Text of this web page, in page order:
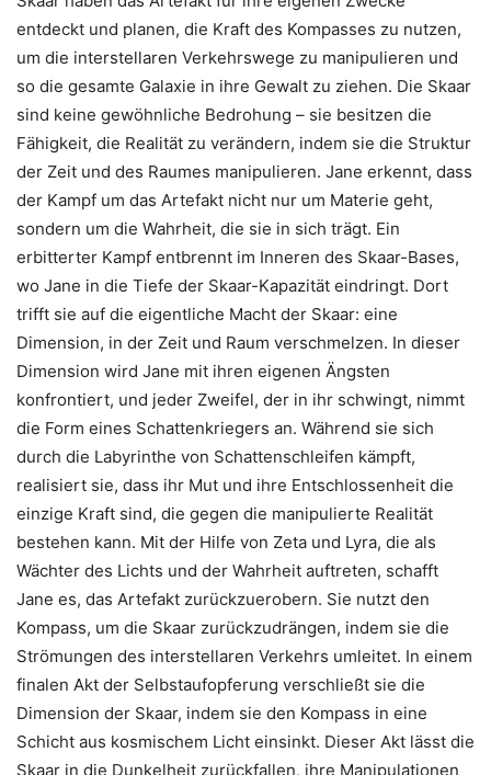
entdeckt und planen, die Kraft des Kompasses zu nutzen,
um die interstellaren Verkehrswege zu manipulieren und
so die gesamte Galaxie in ihre Gewalt zu ziehen. Die Skaar
sind keine gewöhnliche Bedrohung – sie besitzen die
Fähigkeit, die Realität zu verändern, indem sie die Struktur
der Zeit und des Raumes manipulieren. Jane erkennt, dass
der Kampf um das Artefakt nicht nur um Materie geht,
sondern um die Wahrheit, die sie in sich trägt. Ein
erbitterter Kampf entbrennt im Inneren des Skaar-Bases,
wo Jane in die Tiefe der Skaar-Kapazität eindringt. Dort
trifft sie auf die eigentliche Macht der Skaar: eine
Dimension, in der Zeit und Raum verschmelzen. In dieser
Dimension wird Jane mit ihren eigenen Ängsten
konfrontiert, und jeder Zweifel, der in ihr schwingt, nimmt
die Form eines Schattenkriegers an. Während sie sich
durch die Labyrinthe von Schattenschleifen kämpft,
realisiert sie, dass ihr Mut und ihre Entschlossenheit die
einzige Kraft sind, die gegen die manipulierte Realität
bestehen kann. Mit der Hilfe von Zeta und Lyra, die als
Wächter des Lichts und der Wahrheit auftreten, schafft
Jane es, das Artefakt zurückzuerobern. Sie nutzt den
Kompass, um die Skaar zurückzudrängen, indem sie die
Strömungen des interstellaren Verkehrs umleitet. In einem
finalen Akt der Selbstaufopferung verschließt sie die
Dimension der Skaar, indem sie den Kompass in eine
Schicht aus kosmischem Licht einsinkt. Dieser Akt lässt die
Skaar in die Dunkelheit zurückfallen, ihre Manipulationen